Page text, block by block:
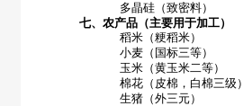
多晶硅（致密料）
七、农产品（主要用于加工）
稻米（粳稻米）
小麦（国标三等）
玉米（黄玉米二等）
棉花（皮棉，白棉三级）
生猪（外三元）